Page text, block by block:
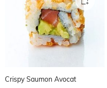
Crispy Saumon Avocat